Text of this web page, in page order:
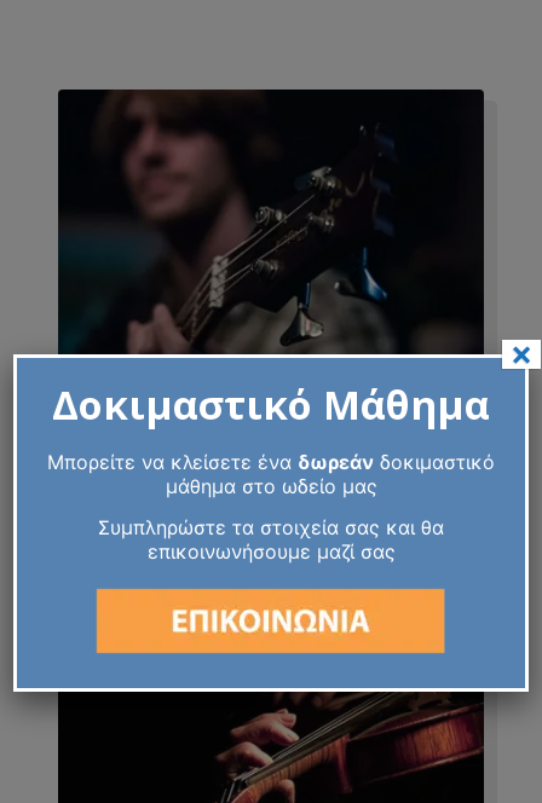
Περισσότερα
Δοκιμαστικό Μάθημα
Μπορείτε να κλείσετε ένα δωρεάν δοκιμαστικό
μάθημα στο ωδείο μας
Συμπληρώστε τα στοιχεία σας και θα
επικοινωνήσουμε μαζί σας
×